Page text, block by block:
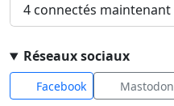
4 connectés maintenant
Réseaux sociaux
Facebook Mastodon